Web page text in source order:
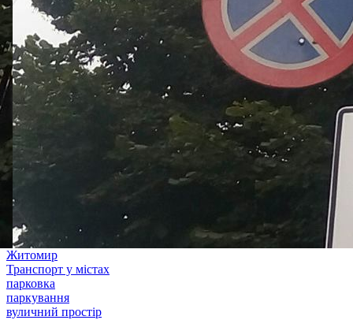
Житомир
Транспорт у містах
парковка
паркування
вуличний простір